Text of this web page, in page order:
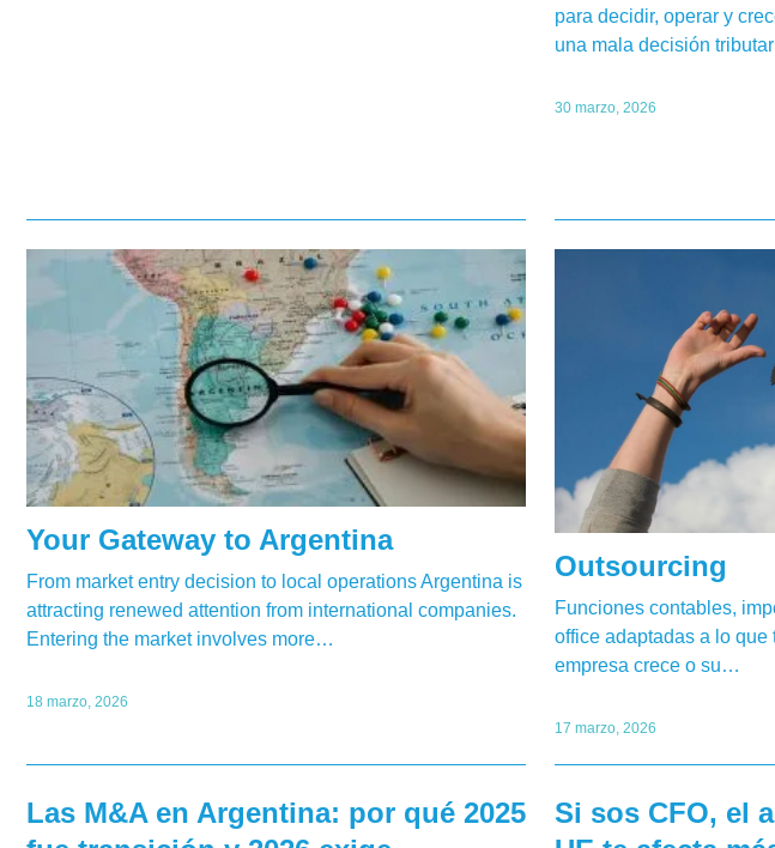
para decidir, operar y
una mala decisión
30 marzo, 2026
Your Gateway to Argentina
From market entry decision to local operations Argentina is
attracting renewed attention from international companies.
Entering the market involves more…
18 marzo, 2026
Outsourcing
Funciones contables,
office adaptadas a lo
empresa crece o su…
17 marzo, 2026
Las M&A en Argentina: por qué 2025
Si sos CFO, el